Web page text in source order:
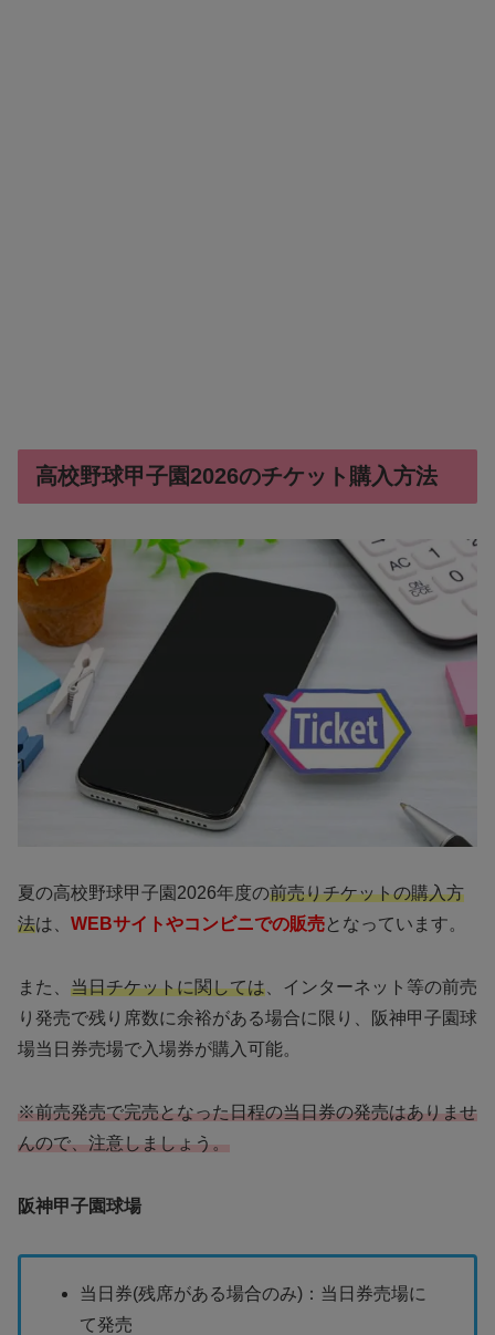
高校野球甲子園2026のチケット購入方法
夏の高校野球甲子園2026年度の前売りチケットの購入方
法は、 WEBサイトやコンビニでの販売となっています。
また、 当日チケットに関しては 、インターネット等の前売
り発売で残り席数に余裕がある場合に限り、阪神甲子園球
場当日券売場で入場券が購入可能。
※前売発売で完売となった日程の当日券の発売はありませ
んので、注意しましょう。
阪神甲子園球場
当日券(残席がある場合のみ)：当日券売場に
て発売